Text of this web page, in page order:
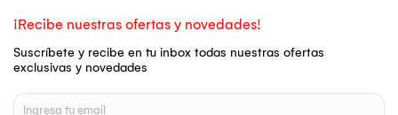
¡Recibe nuestras ofertas y novedades!
Suscríbete y recibe en tu inbox todas nuestras ofertas
exclusivas y novedades